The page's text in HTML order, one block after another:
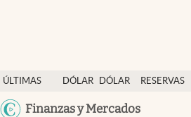
ÚLTIMAS
NOTICIAS
DÓLAR
DÓLAR
RESERVAS
Finanzas y Mercados
Dólar
Members